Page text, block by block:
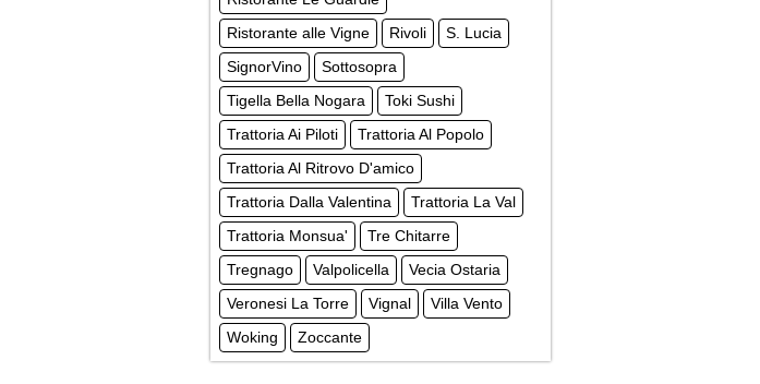
Ristorante alle Vigne
Rivoli
S. Lucia
SignorVino
Sottosopra
Tigella Bella Nogara
Toki Sushi
Trattoria Ai Piloti
Trattoria Al Popolo
Trattoria Al Ritrovo D'amico
Trattoria Dalla Valentina
Trattoria La Val
Trattoria Monsua'
Tre Chitarre
Tregnago
Valpolicella
Vecia Ostaria
Veronesi La Torre
Vignal
Villa Vento
Woking
Zoccante